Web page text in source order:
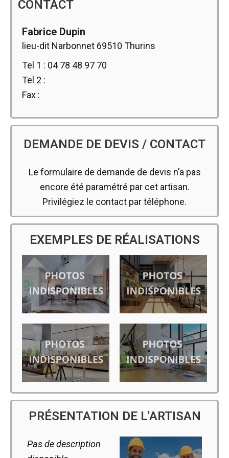
CONTACT
Fabrice Dupin
lieu-dit Narbonnet 69510 Thurins
Tel 1 : 04 78 48 97 70
Tel 2 :
Fax :
DEMANDE DE DEVIS / CONTACT
Le formulaire de demande de devis n’a pas
encore été paramétré par cet artisan.
Privilégiez le contact par téléphone.
EXEMPLES DE RÉALISATIONS
PRÉSENTATION DE L'ARTISAN
Pas de description